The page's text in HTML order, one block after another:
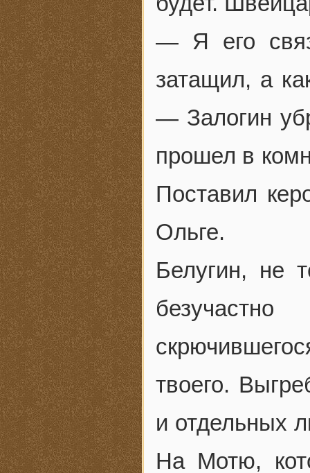
— Я его
затащил, а
— Залогин
прошел в
Поставил
Ольге.
Белугин, не
твоего.
и отдельных
На Мотю,